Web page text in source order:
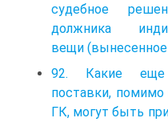
судебное
должника
вещи (вынесенное
92. Какие еще
поставки, помимо
ГК, могут быть